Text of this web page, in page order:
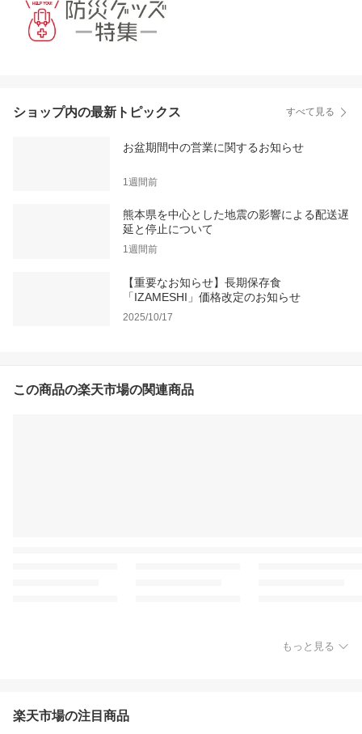
ショップ内の最新トピックス すべて見る
お盆期間中の営業に関するお知らせ
1週間前
熊本県を中心とした地震の影響による配送遅
延と停止について
1週間前
【重要なお知らせ】長期保存食
「IZAMESHI」価格改定のお知らせ
2025/10/17
この商品の楽天市場の関連商品
もっと見る
楽天市場の注目商品